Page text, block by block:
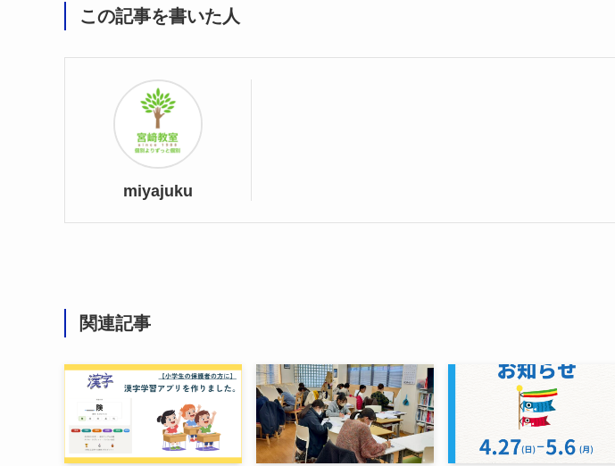
この記事を書いた人
miyajuku
関連記事